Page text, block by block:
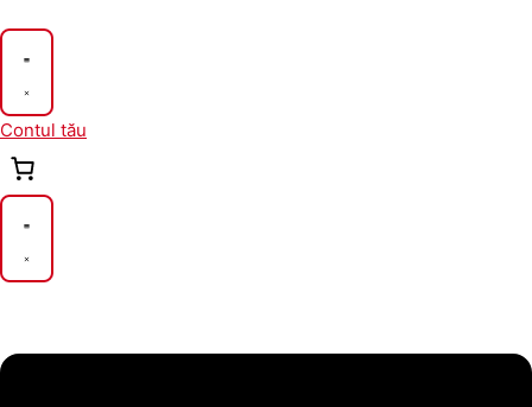
to
content
Contul tău